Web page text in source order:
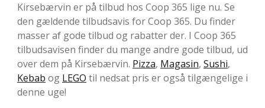
Kirsebærvin er på tilbud hos Coop 365 lige nu. Se
den gældende tilbudsavis for Coop 365. Du finder
masser af gode tilbud og rabatter der. I Coop 365
tilbudsavisen finder du mange andre gode tilbud, ud
over dem på Kirsebærvin. Pizza, Magasin, Sushi,
Kebab og LEGO til nedsat pris er også tilgængelige i
denne uge!